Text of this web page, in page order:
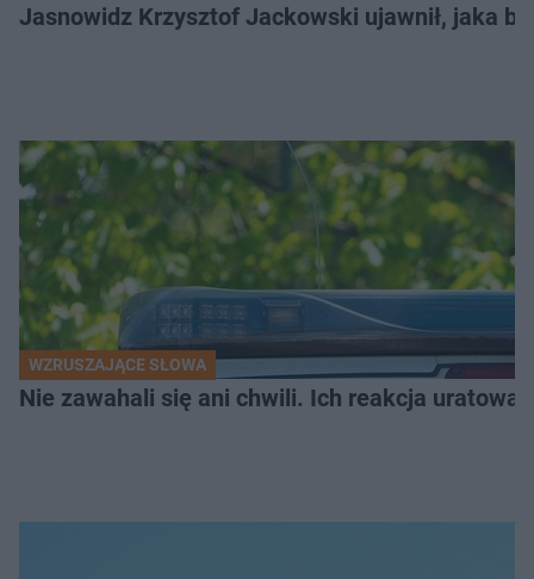
Jasnowidz Krzysztof Jackowski ujawnił, jaka
WZRUSZAJĄCE SŁOWA
Nie zawahali się ani chwili. Ich reakcja